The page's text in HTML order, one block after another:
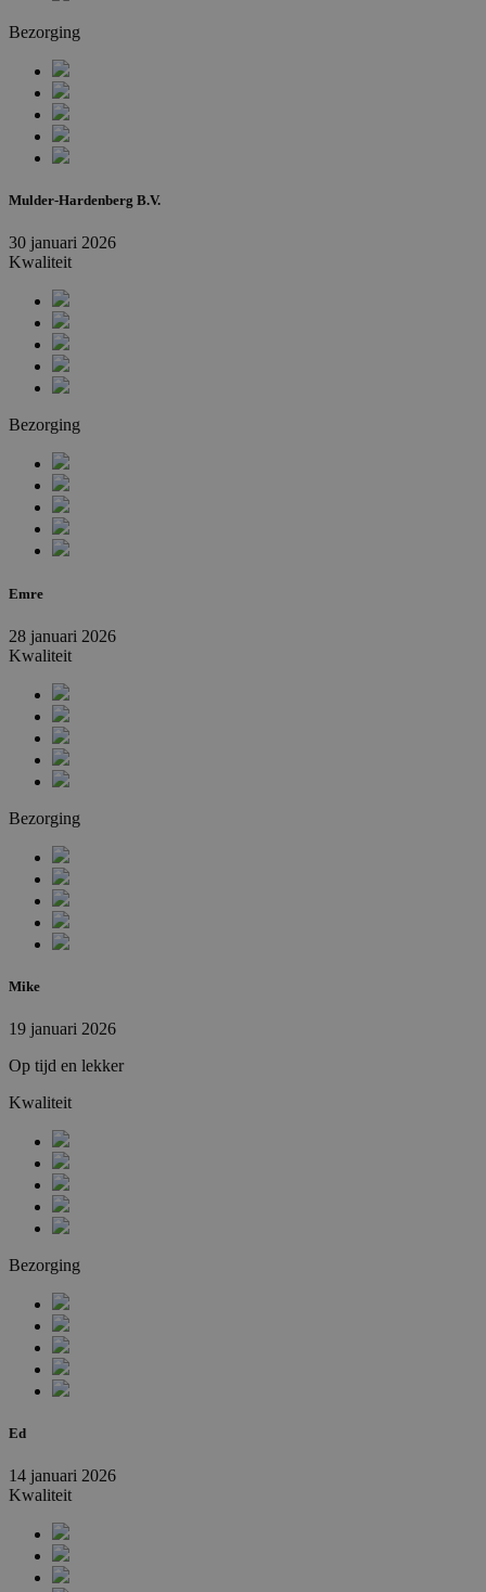
Bezorging
Mulder-Hardenberg B.V.
30 januari 2026
Kwaliteit
Bezorging
Emre
28 januari 2026
Kwaliteit
Bezorging
Mike
19 januari 2026
Op tijd en lekker
Kwaliteit
Bezorging
Ed
14 januari 2026
Kwaliteit